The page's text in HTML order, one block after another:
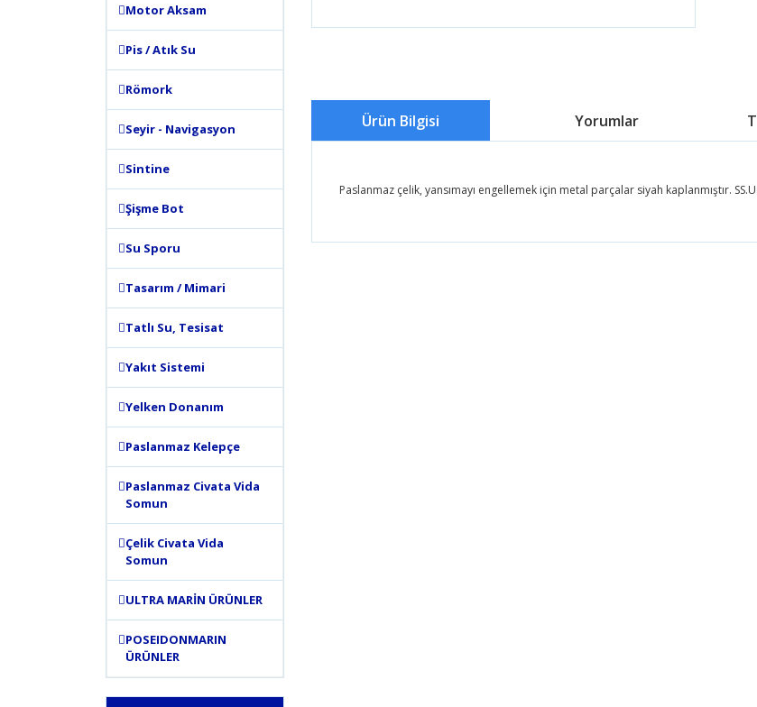
Motor Aksam
Pis / Atık Su
Römork
Seyir - Navigasyon
Sintine
Şişme Bot
Su Sporu
Tasarım / Mimari
Tatlı Su, Tesisat
Yakıt Sistemi
Yelken Donanım
Paslanmaz Kelepçe
Paslanmaz Civata Vida
Somun
Çelik Civata Vida
Somun
ULTRA MARİN ÜRÜNLER
POSEIDONMARIN
ÜRÜNLER
Ürün Bilgisi Yorumlar
Paslanmaz çelik, yansımayı engellemek için metal parçalar siyah kaplanmıştır.